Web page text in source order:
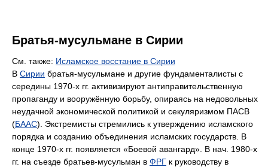
Братья-мусульмане в Сирии
См. также: Исламское восстание в Сирии
В Сирии братья-мусульмане и другие фундаменталисты с
середины 1970-х гг. активизируют антиправительственную
пропаганду и вооружённую борьбу, опираясь на недовольных
неудачной экономической политикой и секуляризмом ПАСВ
(БААС). Экстремисты стремились к утверждению исламского
порядка и созданию объединения исламских государств. В
конце 1970-х гг. появляется «Боевой авангард». В нач. 1980-х
гг. на съезде братьев-мусульман в ФРГ к руководству в